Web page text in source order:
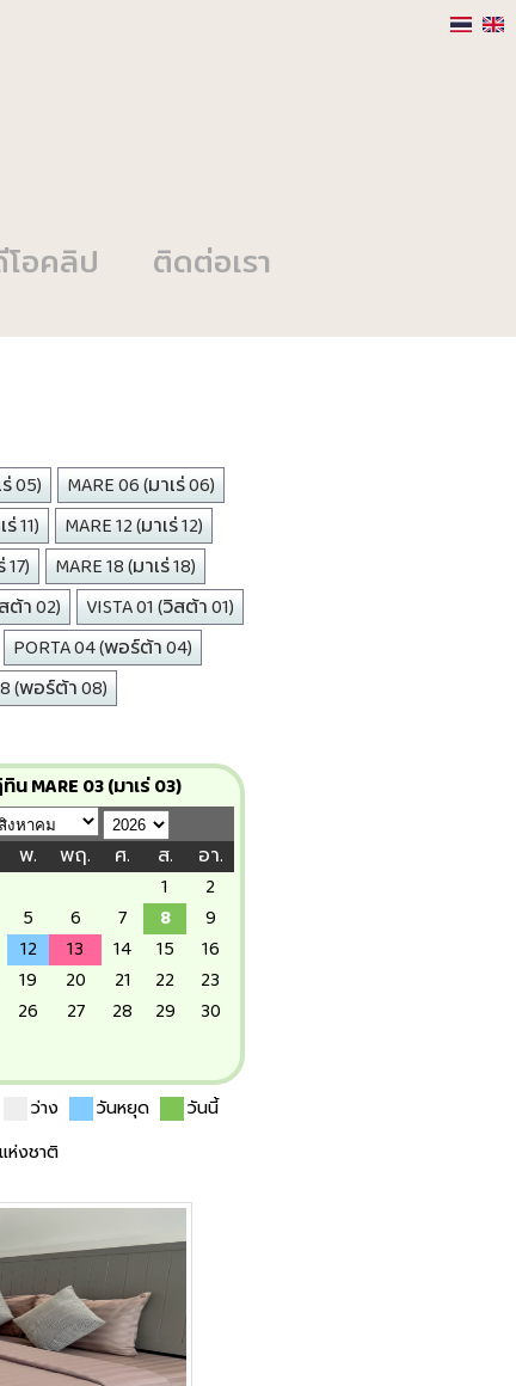
อคลิป ติดต่อเรา
05)
MARE 06 (มาเร่ 06)
11)
MARE 12 (มาเร่ 12)
17)
MARE 18 (มาเร่ 18)
ต้า 02)
VISTA 01 (วิสต้า 01)
PORTA 04 (พอร์ต้า 04)
(พอร์ต้า 08)
น MARE 03 (มาเร่ 03)
พ. พฤ. ศ. ส.
อา.
1
2
5 6 7 8
9
12 13 14 15
16
19 20 21 22
23
26 27 28 29
30
ว่าง วันหยุด
วันนี้
ห่งชาติ